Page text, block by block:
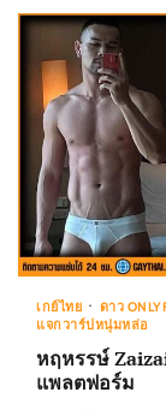
เกย์ไทย ดาว
แจกวาร์ปหนุ่มหล่อ
หฤหรรษ์
แพลตฟอร์ม